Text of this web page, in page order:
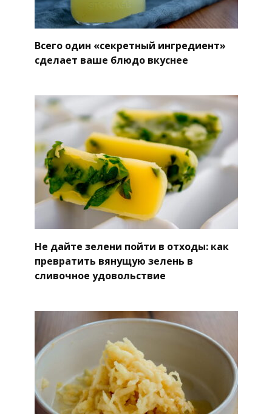
Всего один «секретный ингредиент»
сделает ваше блюдо вкуснее
Не дайте зелени пойти в отходы: как
превратить вянущую зелень в
сливочное удовольствие